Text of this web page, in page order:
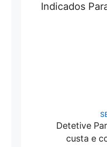
Indicados
Detetive
custa e